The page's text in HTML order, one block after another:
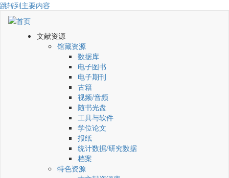
跳转到主要内容
文献资源
馆藏资源
数据库
电子图书
电子期刊
古籍
视频/音频
随书光盘
工具与软件
学位论文
报纸
统计数据/研究数据
档案
特色资源